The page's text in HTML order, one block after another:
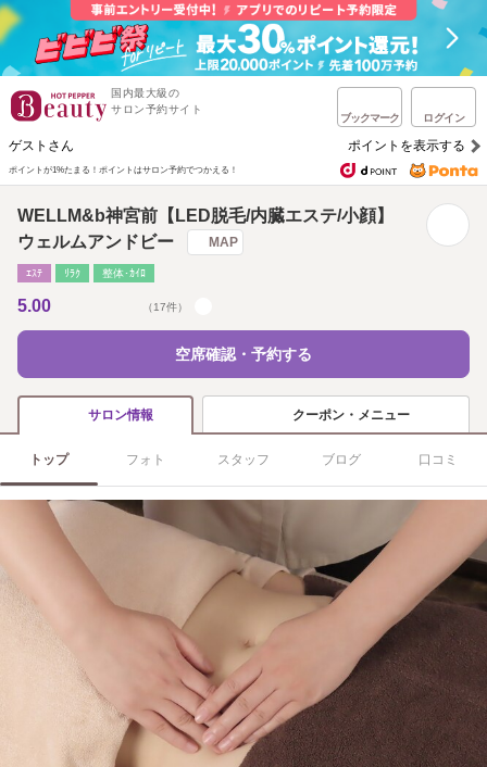
国内最大級の
サロン予約サイト
ブックマーク ログイン
ゲストさん ポイントを表示する
ポイントが1%たまる！ ポイントはサロン予約でつかえる！
WELLM&b神宮前【LED脱毛/内臓エステ/小顔】
ウェルムアンドビー
MAP
ｴｽﾃ ﾘﾗｸ 整体･ｶｲﾛ
5.00 （17件）
空席確認・予約する
サロン情報 クーポン・メニュー
トップ フォト スタッフ ブログ 口コミ